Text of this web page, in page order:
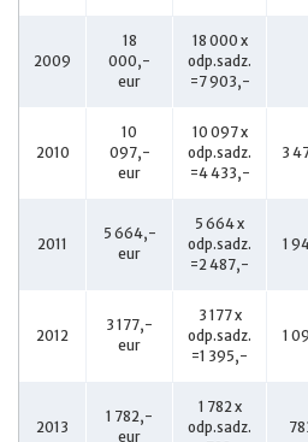
2009
18
000,-
eur
18 000 x
odp.sadz.
=7 903,-
2010
10
097,-
eur
10 097 x
odp.sadz.
=4 433,-
3
2011
5 664,-
eur
5 664 x
odp.sadz.
=2 487,-
1
2012
3 177,-
eur
3 177 x
odp.sadz.
=1 395,-
1
2013
1 782,-
eur
1 782 x
odp.sadz.